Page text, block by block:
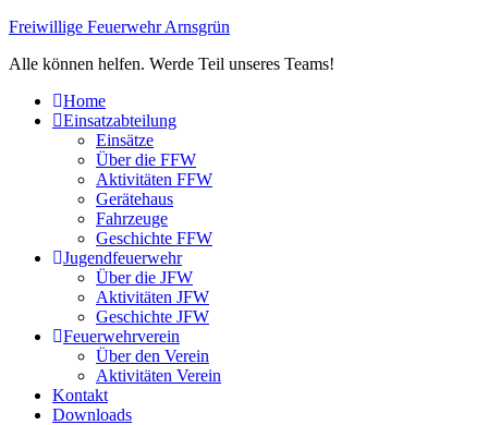
Freiwillige Feuerwehr Arnsgrün
Alle können helfen. Werde Teil unseres Teams!
Home
Einsatzabteilung
Einsätze
Über die FFW
Aktivitäten FFW
Gerätehaus
Fahrzeuge
Geschichte FFW
Jugendfeuerwehr
Über die JFW
Aktivitäten JFW
Geschichte JFW
Feuerwehrverein
Über den Verein
Aktivitäten Verein
Kontakt
Downloads